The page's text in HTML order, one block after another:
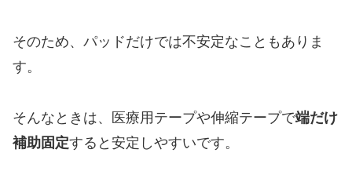
そのため、パッドだけでは不安定なこともありま
す。
そんなときは、医療用テープや伸縮テープで端だけ
補助固定すると安定しやすいです。